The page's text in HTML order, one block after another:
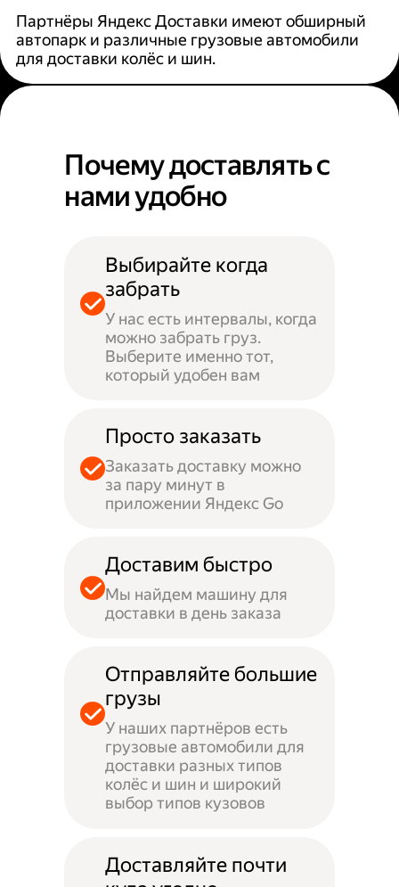
Партнёры Яндекс Доставки имеют обширный
автопарк и различные грузовые автомобили
для доставки колёс и шин.
Почему доставлять с
нами удобно
Выбирайте когда
забрать
У нас есть интервалы, когда
можно забрать груз.
Выберите именно тот,
который удобен вам
Просто заказать
Заказать доставку можно
за пару минут в
приложении Яндекс Go
Доставим быстро
Мы найдем машину для
доставки в день заказа
Отправляйте большие
грузы
У наших партнёров есть
грузовые автомобили для
доставки разных типов
колёс и шин и широкий
выбор типов кузовов
Доставляйте почти